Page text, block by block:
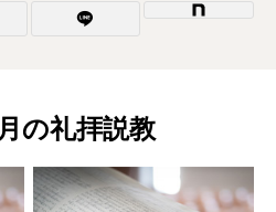
の礼拝説教